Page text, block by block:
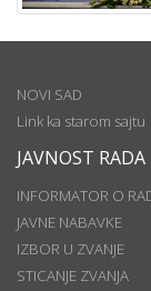
NOVI SAD
Link ka starom sajtu
JAVNOST RADA
INFORMATOR O
JAVNE NABAVKE
IZBOR U ZVANJE
STICANJE ZVANJA